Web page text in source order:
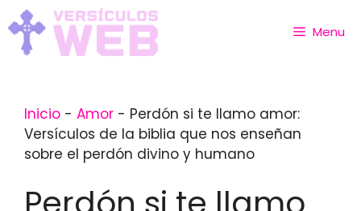
Skip
to
content
Menu
Inicio - Amor - Perdón si te llamo amor:
Versículos de la biblia que nos enseñan
sobre el perdón divino y humano